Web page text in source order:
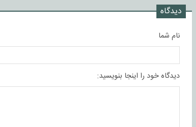
دیدگاه
نام شما
دیدگاه خود را اینجا بنویسید: